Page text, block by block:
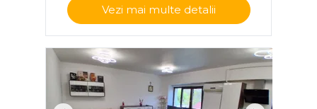
Vezi mai multe detalii